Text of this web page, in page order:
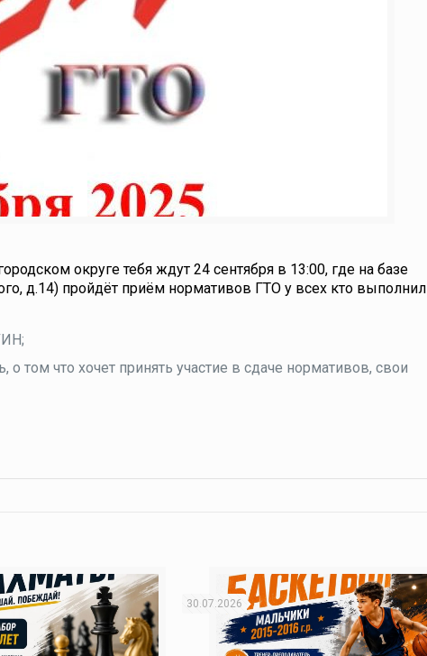
округе тебя ждут 24 сентября в 13:00, где на базе
д.14) пройдёт приём нормативов ГТО у всех кто выполнил
о том что хочет принять участие в сдаче нормативов, свои
30.07.2026